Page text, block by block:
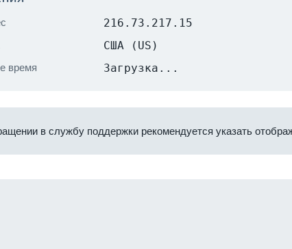
216.73.217.15
США (US)
время Загрузка...
в службу поддержки рекомендуется указать